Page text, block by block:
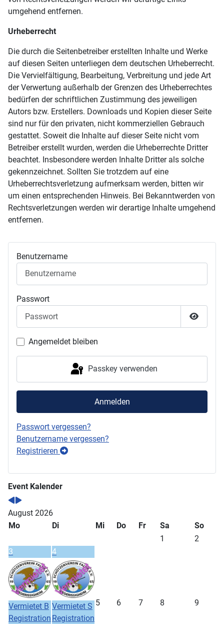
umgehend entfernen.
Urheberrecht
Die durch die Seitenbetreiber erstellten Inhalte und Werke
auf diesen Seiten unterliegen dem deutschen Urheberrecht.
Die Vervielfältigung, Bearbeitung, Verbreitung und jede Art
der Verwertung außerhalb der Grenzen des Urheberrechtes
bedürfen der schriftlichen Zustimmung des jeweiligen
Autors bzw. Erstellers. Downloads und Kopien dieser Seite
sind nur für den privaten, nicht kommerziellen Gebrauch
gestattet. Soweit die Inhalte auf dieser Seite nicht vom
Betreiber erstellt wurden, werden die Urheberrechte Dritter
beachtet. Insbesondere werden Inhalte Dritter als solche
gekennzeichnet. Sollten Sie trotzdem auf eine
Urheberrechtsverletzung aufmerksam werden, bitten wir
um einen entsprechenden Hinweis. Bei Bekanntwerden von
Rechtsverletzungen werden wir derartige Inhalte umgehend
entfernen.
Benutzername
Passwort
Angemeldet bleiben
Passkey verwenden
Anmelden
Passwort vergessen?
Benutzername vergessen?
Registrieren
Event Kalender
August 2026
Mo
Di Mi Do Fr Sa
So
1
2
3
Vermietet B
Registration
4
Vermietet S
Registration
5 6 7 8 9